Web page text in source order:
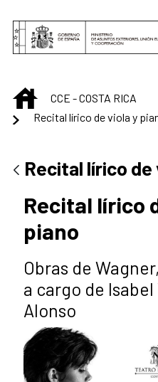
INICIO
CCE - COSTA RICA
Recital lírico de viola y
Recital lírico de
Recital lírico
piano
Obras de
a cargo de
Alonso